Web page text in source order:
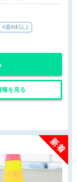
4週8休以上
報を見る